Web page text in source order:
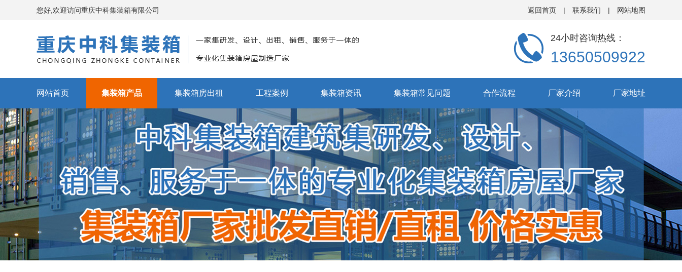
您好,欢迎访问重庆中科集装箱有限公司 返回首页 | 联系我们 | 网站地图
24小时咨询热线：
13650509922
网站首页 集装箱产品 集装箱房出租 工程案例 集装箱资讯 集装箱常见问题 合作流程 厂家介绍 厂家地址